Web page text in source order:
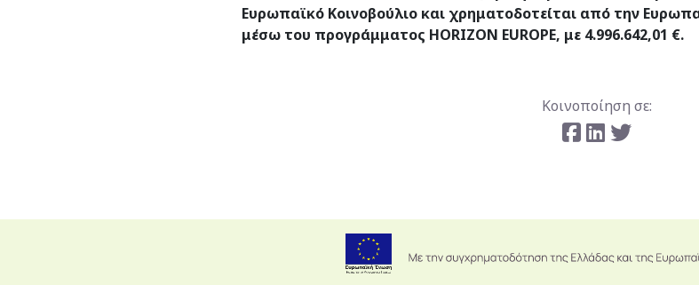
Ευρωπαϊκό Κοινοβούλιο και χρηματοδοτείται από την
μέσω του προγράμματος HORIZON EUROPE, με 4.996.642,01 €.
Κοινοποίηση σε: